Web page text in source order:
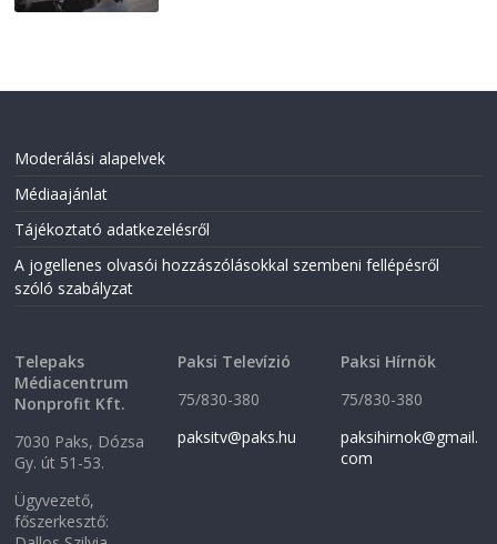
Moderálási alapelvek
Médiaajánlat
Tájékoztató adatkezelésről
A jogellenes olvasói hozzászólásokkal szembeni fellépésről
szóló szabályzat
Telepaks
Médiacentrum
Nonprofit Kft.
7030 Paks, Dózsa
Gy. út 51-53.
Ügyvezető,
főszerkesztő:
Paksi Televízió
75/830-380
paksitv@paks.hu
Paksi Hírnök
75/830-380
paksihirnok@gmail.
com